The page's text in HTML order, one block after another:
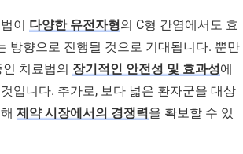
이 다양한 유전자형의 C형 간염에서도 효
방향으로 진행될 것으로 기대됩니다. 뿐만
치료법의 장기적인 안전성 및 효과성에
입니다. 추가로, 보다 넓은 환자군을 대상
제약 시장에서의 경쟁력 을 확보할 수 있